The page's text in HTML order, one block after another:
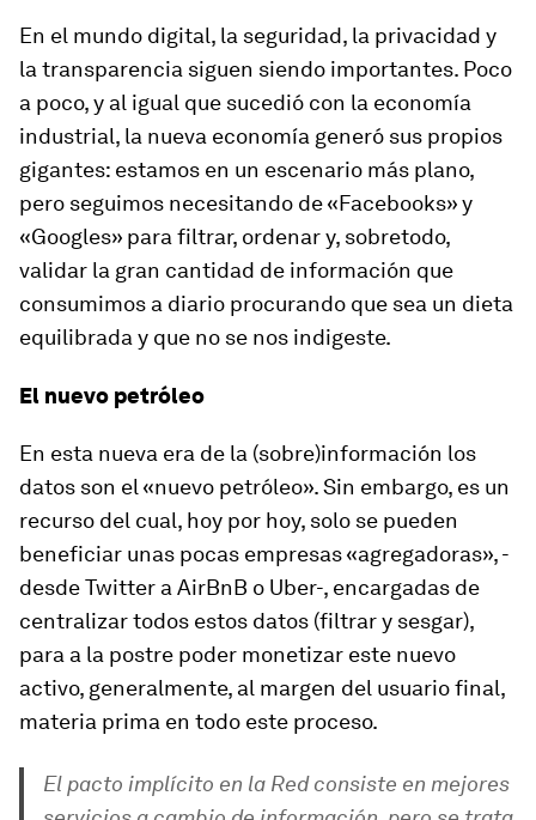
En el mundo digital, la seguridad, la privacidad y
la transparencia siguen siendo importantes. Poco
a poco, y al igual que sucedió con la economía
industrial, la nueva economía generó sus propios
gigantes: estamos en un escenario más plano,
pero seguimos necesitando de «Facebooks» y
«Googles» para filtrar, ordenar y, sobretodo,
validar la gran cantidad de información que
consumimos a diario procurando que sea un dieta
equilibrada y que no se nos indigeste.
El nuevo petróleo
En esta nueva era de la (sobre)información los
datos son el «nuevo petróleo». Sin embargo, es un
recurso del cual, hoy por hoy, solo se pueden
beneficiar unas pocas empresas «agregadoras», -
desde Twitter a AirBnB o Uber-, encargadas de
centralizar todos estos datos (filtrar y sesgar),
para a la postre poder monetizar este nuevo
activo, generalmente, al margen del usuario final,
materia prima en todo este proceso.
El pacto implícito en la Red consiste en mejores